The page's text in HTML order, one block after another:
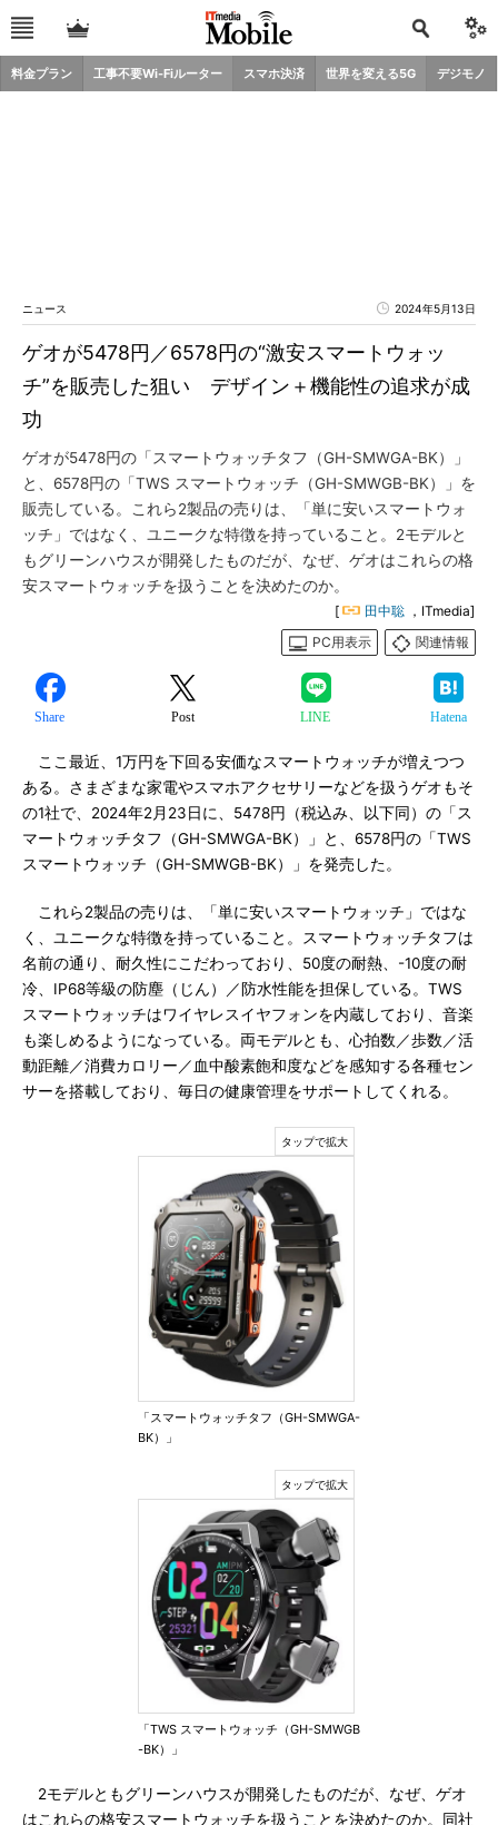
料金プラン 工事不要Wi-Fiルーター スマホ決済 世界を変える5G デジモノ
ニュース 2024年5月13日
ゲオが5478円／6578円の“激安スマートウォッ
チ”を販売した狙い デザイン＋機能性の追求が成
功
ゲオが5478円の「スマートウォッチタフ（GH-SMWGA-BK）」
と、6578円の「TWS スマートウォッチ（GH-SMWGB-BK）」を
販売している。これら2製品の売りは、「単に安いスマートウォ
ッチ」ではなく、ユニークな特徴を持っていること。2モデルと
もグリーンハウスが開発したものだが、なぜ、ゲオはこれらの格
安スマートウォッチを扱うことを決めたのか。
[ 田中聡 ，ITmedia]
PC用表示
関連情報
Share Post LINE Hatena
ここ最近、1万円を下回る安価なスマートウォッチが増えつつ
ある。さまざまな家電やスマホアクセサリーなどを扱うゲオもそ
の1社で、2024年2月23日に、5478円（税込み、以下同）の「ス
マートウォッチタフ（GH-SMWGA-BK）」と、6578円の「TWS
スマートウォッチ（GH-SMWGB-BK）」を発売した。
これら2製品の売りは、「単に安いスマートウォッチ」ではな
く、ユニークな特徴を持っていること。スマートウォッチタフは
名前の通り、耐久性にこだわっており、50度の耐熱、-10度の耐
冷、IP68等級の防塵（じん）／防水性能を担保している。TWS
スマートウォッチはワイヤレスイヤフォンを内蔵しており、音楽
も楽しめるようになっている。両モデルとも、心拍数／歩数／活
動距離／消費カロリー／血中酸素飽和度などを感知する各種セン
サーを搭載しており、毎日の健康管理をサポートしてくれる。
「スマートウォッチタフ（GH-SMWGA-
BK）」
「TWS スマートウォッチ（GH-SMWGB
-BK）」
2モデルともグリーンハウスが開発したものだが、なぜ、ゲオ
はこれらの格安スマートウォッチを扱うことを決めたのか。同社